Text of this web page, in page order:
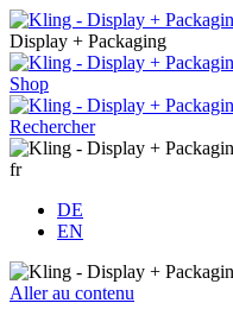
Display + Packaging
Shop
Rechercher
fr
DE
EN
Aller au contenu